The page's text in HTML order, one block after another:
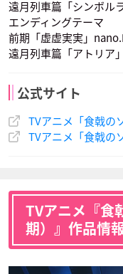
遠月列車篇「シンボル
エンディングテーマ
前期「虚虚実実」
遠月列車篇「アトリア
公式サイト
TVアニメ「食戟の
TVアニメ「食戟の
TVアニメ『食
期）』作品情